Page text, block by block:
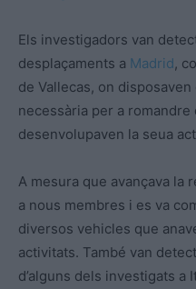
Els investigadors van
desplaçaments a Madrid,
de Vallecas, on
necessària per a
desenvolupaven la seua
A mesura que avançava la
a nous membres i es va
diversos vehicles que
activitats. També van
d’alguns dels investigats a